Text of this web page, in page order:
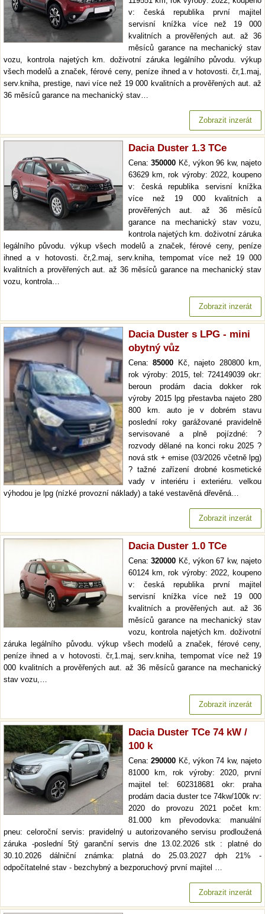
v: česká republika první majitel
servisní knížka více než 19 000
kvalitních a prověřených aut. až 36
měsíců garance na mechanický stav
vozu, kontrola najetých km. doživotní záruka legálního původu. výkup
všech modelů a značek, férové ceny, peníze ihned a v hotovosti. čr,1.maj,
serv.kniha, prestige, navi více než 19 000 kvalitních a prověřených aut. až
36 měsíců garance na mechanický stav…
Zobrazit inzerát
Dacia Duster 1.3 TCe
Cena:350000 Kč, výkon 96 kw, najeto
63629 km, rok výroby: 2022, koupeno
v: česká republika servisní knížka
více než 19 000 kvalitních a
prověřených aut. až 36 měsíců
garance na mechanický stav vozu,
kontrola najetých km. doživotní záruka
legálního původu. výkup všech modelů a značek, férové ceny, peníze
ihned a v hotovosti. čr,2.maj, serv.kniha, tempomat více než 19 000
kvalitních a prověřených aut. až 36 měsíců garance na mechanický stav
vozu, kontrola…
Zobrazit inzerát
Dacia Duster s LPG - mini
obytný vůz
Cena:85000 Kč, najeto 280800 km,
rok výroby: 2015, tel: 724149039 okr:
beroun prodám dacia dokker rok
výroby 2015 lpg přestavba najeto 280
800 km. auto je v dobrém stavu
poslední roky garážované pravidelně
servisované a plně pojízdné: ?
rozvody dělané na konci roku 2025 ?
nová stk + emise (03/2026 včetně lpg)
? tažné zařízení drobné kosmetické
vady v interiéru i exteriéru. velkou
výhodou je lpg (nízké provozní náklady) a také vestavěná dřevěná…
Zobrazit inzerát
Dacia Duster 1.0 TCe
Cena:320000 Kč, výkon 67 kw, najeto
60124 km, rok výroby: 2022, koupeno
v: česká republika první majitel
servisní knížka více než 19 000
kvalitních a prověřených aut. až 36
měsíců garance na mechanický stav
vozu, kontrola najetých km. doživotní
záruka legálního původu. výkup všech modelů a značek, férové ceny,
peníze ihned a v hotovosti. čr,1.maj, serv.kniha, tempomat více než 19
000 kvalitních a prověřených aut. až 36 měsíců garance na mechanický
stav vozu,…
Zobrazit inzerát
Dacia Duster TCe 74 kW /
100 k
Cena:290000 Kč, výkon 74 kw, najeto
81000 km, rok výroby: 2020, první
majitel tel: 602318681 okr: praha
prodám dacia duster tce 74kw/100k rv:
2020 do provozu 2021 počet km:
81.000 km převodovka: manuální
pneu: celoroční servis: pravidelný u autorizovaného servisu prodloužená
záruka -poslední 5tý garanční servis dne 13.02.2026 stk : platné do
30.10.2026 dálniční známka: platná do 25.03.2027 dph 21% -
odpočítatelné stav - bezchybný a bezporuchový první majitel …
Zobrazit inzerát